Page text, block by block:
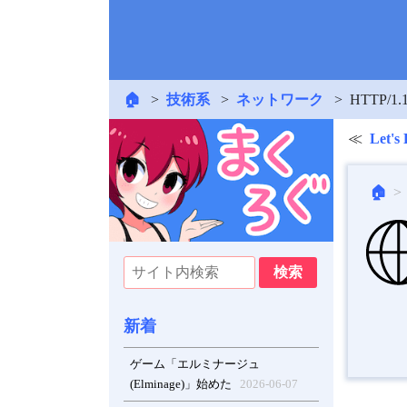
🏠 技術系 ネットワーク HTTP/
新着
ゲーム「エルミナージュ
(Elminage)」始めた
2026-06-07
Let's
🏠